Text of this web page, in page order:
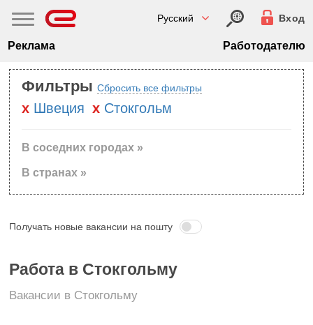
Русский Вход
Реклама Работодателю
Фильтры Сбросить все фильтры
Швеция Стокгольм
В соседних городах »
В странах »
Получать новые вакансии на пошту
Работа в Стокгольму
Вакансии в Стокгольму